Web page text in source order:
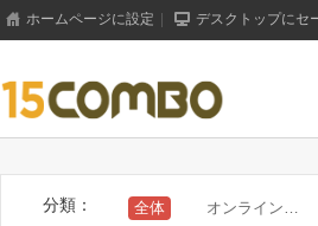
ホームページに設定 デスクトップにセ
分類： 全体